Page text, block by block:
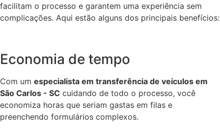
facilitam o processo e garantem uma experiência sem
complicações. Aqui estão alguns dos principais benefícios:
Economia de tempo
Com um especialista em transferência de veículos em
São Carlos - SC cuidando de todo o processo, você
economiza horas que seriam gastas em filas e
preenchendo formulários complexos.